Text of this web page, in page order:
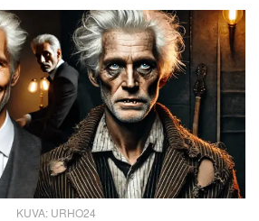
KUVA: URHO24